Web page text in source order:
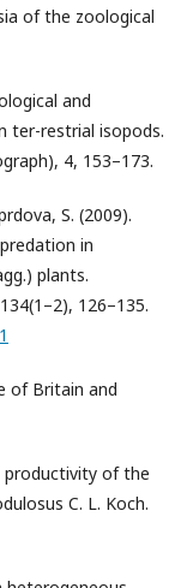
of the zoological
and
ter-restrial isopods.
4, 153–173.
S. (2009).
in
plants.
126–135.
of Britain and
productivity of the
C. L. Koch.